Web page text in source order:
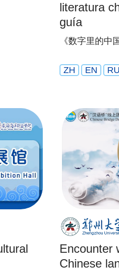
literatura
guía
《数字里的中
ZH EN RU
Encounter
Chinese